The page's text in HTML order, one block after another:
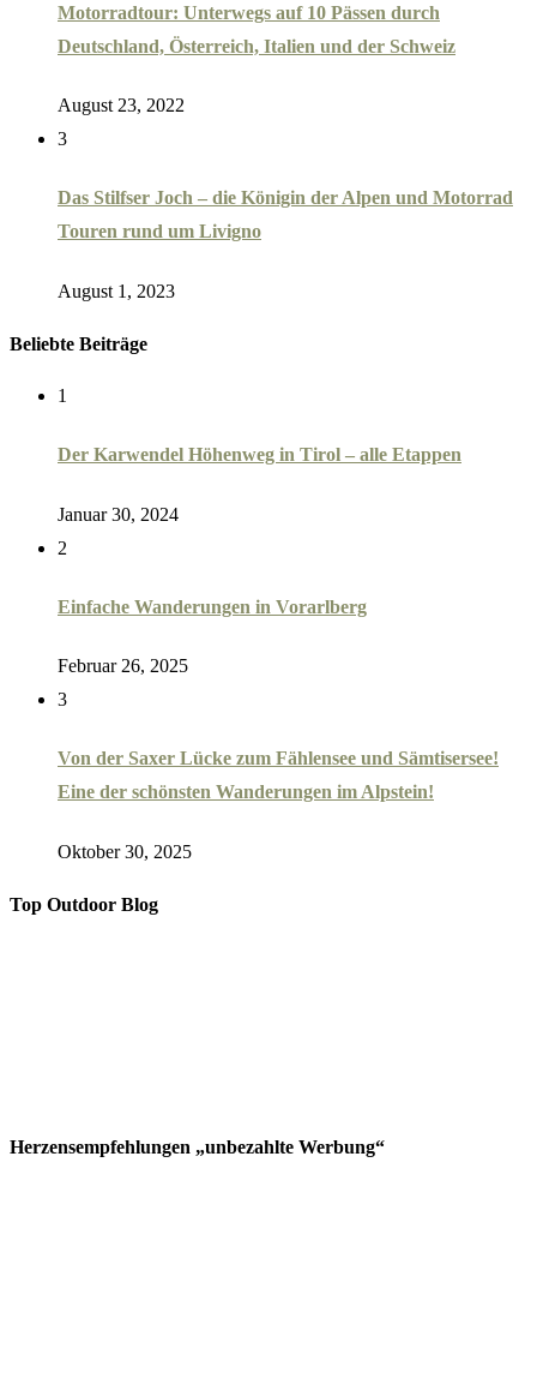
Motorradtour: Unterwegs auf 10 Pässen durch
Deutschland, Österreich, Italien und der Schweiz
August 23, 2022
3
Das Stilfser Joch – die Königin der Alpen und Motorrad
Touren rund um Livigno
August 1, 2023
Beliebte Beiträge
1
Der Karwendel Höhenweg in Tirol – alle Etappen
Januar 30, 2024
2
Einfache Wanderungen in Vorarlberg
Februar 26, 2025
3
Von der Saxer Lücke zum Fählensee und Sämtisersee!
Eine der schönsten Wanderungen im Alpstein!
Oktober 30, 2025
Top Outdoor Blog
Herzensempfehlungen „unbezahlte Werbung“